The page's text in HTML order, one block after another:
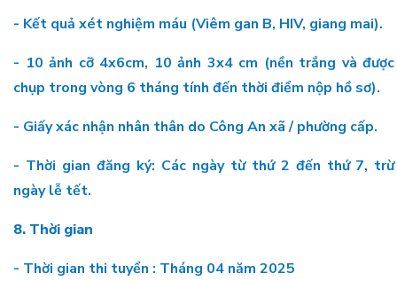
- Kết quả xét nghiệm máu (Viêm gan B, HIV, giang mai).
- 10 ảnh cỡ 4x6cm, 10 ảnh 3x4 cm (nền trắng và được
chụp trong vòng 6 tháng tính đến thời điểm nộp hồ sơ).
- Giấy xác nhận nhân thân do Công An xã / phường cấp.
- Thời gian đăng ký: Các ngày từ thứ 2 đến thứ 7, trừ
ngày lễ tết.
8. Thời gian
- Thời gian thi tuyển : Tháng 04 năm 2025